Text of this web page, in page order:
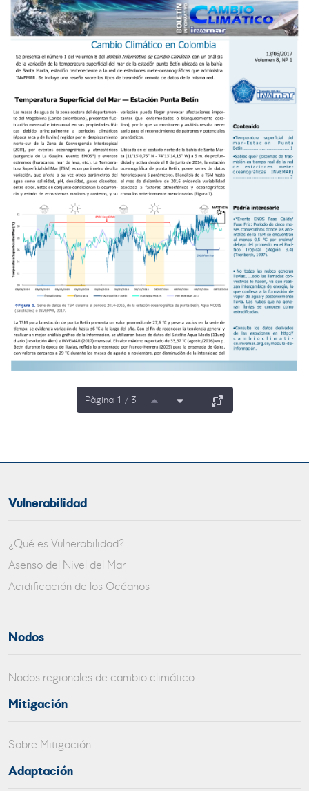
Pàgina 1 / 3
Vulnerabilidad
¿Qué es Vulnerabilidad?
Asenso del Nivel del Mar
Acidificación de los Océanos
Nodos
Nodos regionales de cambio climático
Mitigación
Sobre Mitigación
Adaptación